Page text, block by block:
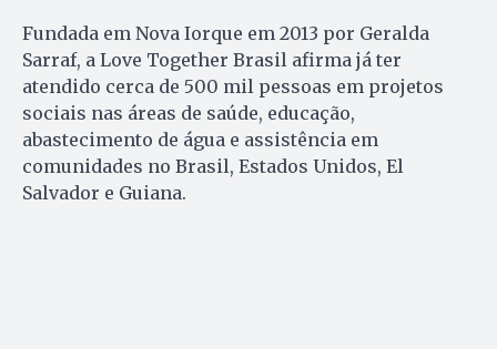
Fundada em Nova Iorque em 2013 por Geralda
Sarraf, a Love Together Brasil afirma já ter
atendido cerca de 500 mil pessoas em projetos
sociais nas áreas de saúde, educação,
abastecimento de água e assistência em
comunidades no Brasil, Estados Unidos, El
Salvador e Guiana.